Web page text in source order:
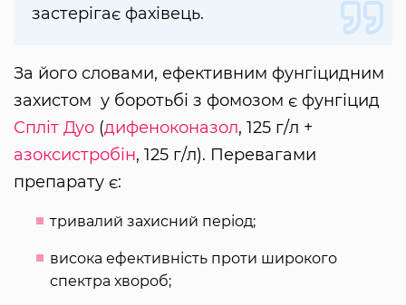
застерігає фахівець.
За його словами, ефективним фунгіцидним
захистом у боротьбі з фомозом є фунгіцид
Спліт Дуо (дифеноконазол, 125 г/л +
азоксистробін, 125 г/л). Перевагами
препарату є:
тривалий захисний період;
висока ефективність проти широкого
спектра хвороб;